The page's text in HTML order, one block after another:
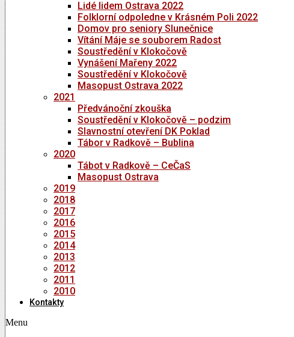
Lidé lidem Ostrava 2022
Folklorní odpoledne v Krásném Poli 2022
Domov pro seniory Slunečnice
Vítání Máje se souborem Radost
Soustředění v Klokočově
Vynášení Mařeny 2022
Soustředění v Klokočově
Masopust Ostrava 2022
2021
Předvánoční zkouška
Soustředění v Klokočově – podzim
Slavnostní otevření DK Poklad
Tábor v Radkově – Bublina
2020
Tábot v Radkově – CeČaS
Masopust Ostrava
2019
2018
2017
2016
2015
2014
2013
2012
2011
2010
Kontakty
Menu